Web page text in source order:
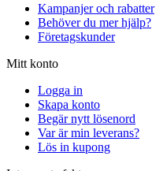
Kampanjer och rabatter
Behöver du mer hjälp?
Företagskunder
Mitt konto
Logga in
Skapa konto
Begär nytt lösenord
Var är min leverans?
Lös in kupong